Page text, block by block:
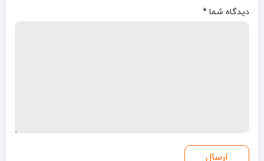
دیدگاه شما *